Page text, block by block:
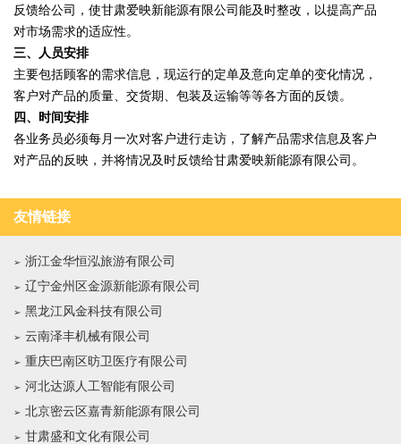
反馈给公司，使甘肃爱映新能源有限公司能及时整改，以提高产品
对市场需求的适应性。
三、人员安排
主要包括顾客的需求信息，现运行的定单及意向定单的变化情况，
客户对产品的质量、交货期、包装及运输等等各方面的反馈。
四、时间安排
各业务员必须每月一次对客户进行走访，了解产品需求信息及客户
对产品的反映，并将情况及时反馈给甘肃爱映新能源有限公司。
友情链接
浙江金华恒泓旅游有限公司
辽宁金州区金源新能源有限公司
黑龙江风金科技有限公司
云南泽丰机械有限公司
重庆巴南区昉卫医疗有限公司
河北达源人工智能有限公司
北京密云区嘉青新能源有限公司
甘肃盛和文化有限公司